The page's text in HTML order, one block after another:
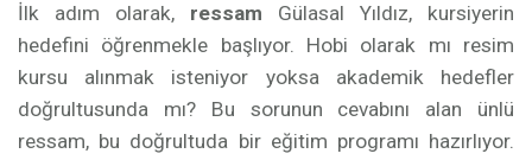
İlk adım olarak, ressam Gülasal Yıldız, kursiyerin
hedefini öğrenmekle başlıyor. Hobi olarak mı resim
kursu alınmak isteniyor yoksa akademik hedefler
doğrultusunda mı? Bu sorunun cevabını alan ünlü
ressam, bu doğrultuda bir eğitim programı hazırlıyor.